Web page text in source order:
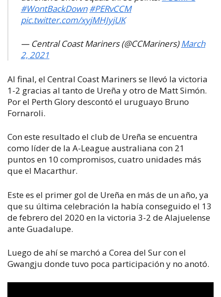
#WontBackDown #PERvCCM
pic.twitter.com/xyjMHJyjUK
— Central Coast Mariners (@CCMariners)March
2, 2021
Al final, el Central Coast Mariners se llevó la victoria
1-2 gracias al tanto de Ureña y otro de Matt Simón.
Por el Perth Glory descontó el uruguayo Bruno
Fornaroli.
Con este resultado el club de Ureña se encuentra
como líder de la A-League australiana con 21
puntos en 10 compromisos, cuatro unidades más
que el Macarthur.
Este es el primer gol de Ureña en más de un año, ya
que su última celebración la había conseguido el 13
de febrero del 2020 en la victoria 3-2 de Alajuelense
ante Guadalupe.
Luego de ahí se marchó a Corea del Sur con el
Gwangju donde tuvo poca participación y no anotó.